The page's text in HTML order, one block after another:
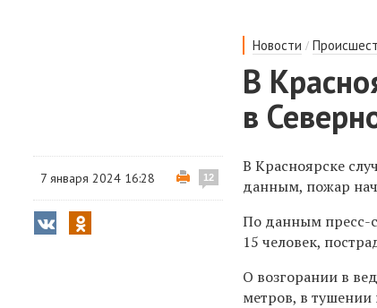
Новости /
В
в
7 января 2024 16:28 12
В Красноярске
данным, пожар
По данным пресс-
15 человек,
О возгорании в
метров, в тушении